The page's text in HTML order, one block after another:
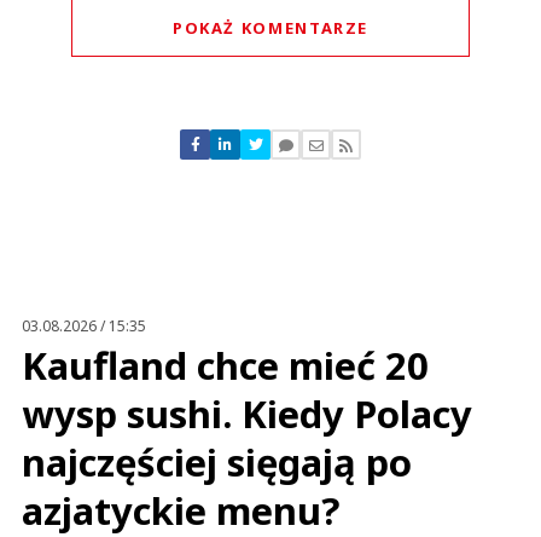
POKAŻ KOMENTARZE
Nie znaleziono komentarzy
Zostaw swoje komentarze
03.08.2026 / 15:35
Kaufland chce mieć 20
wysp sushi. Kiedy Polacy
najczęściej sięgają po
azjatyckie menu?